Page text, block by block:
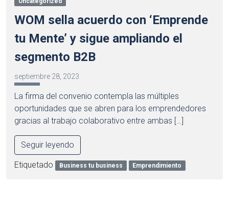
WOM sella acuerdo con ‘Emprende
tu Mente’ y sigue ampliando el
segmento B2B
septiembre 28, 2023
La firma del convenio contempla las múltiples
oportunidades que se abren para los emprendedores
gracias al trabajo colaborativo entre ambas […]
Seguir leyendo
Etiquetado Business tu business Emprendimiento